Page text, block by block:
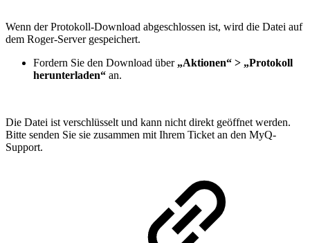
Wenn der Protokoll-Download abgeschlossen ist, wird die Datei auf
dem Roger-Server gespeichert.
Fordern Sie den Download über „Aktionen“ > „Protokoll
herunterladen“ an.
Die Datei ist verschlüsselt und kann nicht direkt geöffnet werden.
Bitte senden Sie sie zusammen mit Ihrem Ticket an den MyQ-
Support.